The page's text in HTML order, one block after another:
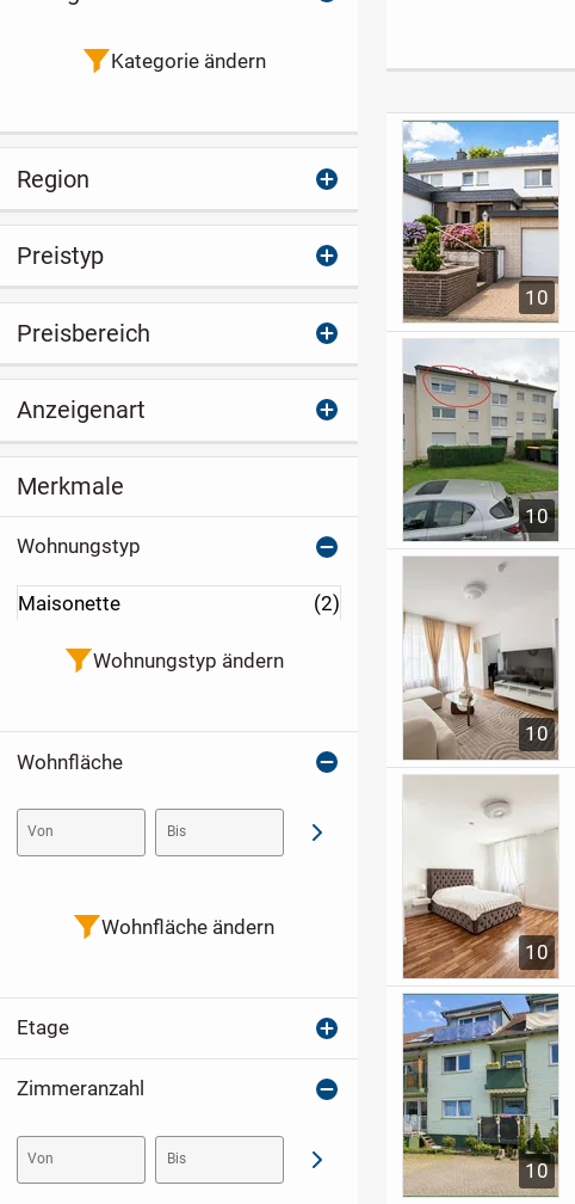
zeitlich begrenzt -
10
10
10
10
10
Kategorie ändern
Region
Preistyp
Preisbereich
Anzeigenart
Merkmale
Wohnungstyp
Maisonette (2)
Wohnungstyp ändern
Wohnfläche
Von Bis Abschicken
Wohnfläche ändern
Etage
Zimmeranzahl
Von Bis Abschicken